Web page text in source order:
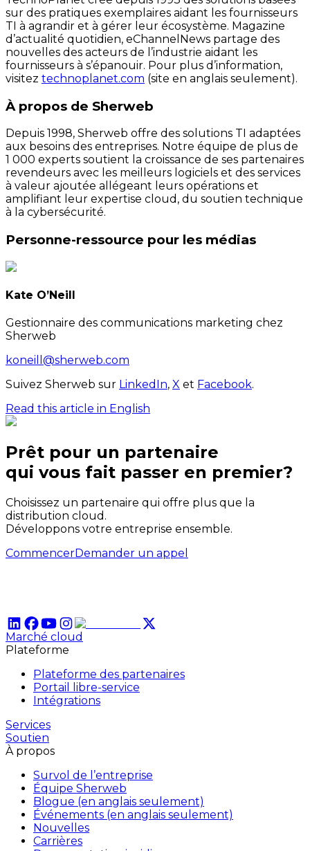
sur des pratiques exemplaires aidant les fournisseurs
TI à agrandir et à gérer leur écosystème. Magazine
d’actualité quotidien, eChannelNews partage des
nouvelles des acteurs de l’industrie aidant les
fournisseurs à s’épanouir. Pour plus d’information,
visitez technoplanet.com (site en anglais seulement).
À propos de Sherweb
Depuis 1998, Sherweb offre des solutions TI adaptées
aux besoins des entreprises. Notre équipe de plus de
1 000 experts soutient la croissance de ses partenaires
revendeurs avec les meilleurs logiciels et des services
à valeur ajoutée allégeant leurs opérations et
amplifiant leur expertise cloud, du soutien technique
à la cybersécurité.
Personne-ressource pour les médias
Kate O’Neill
Gestionnaire des communications marketing chez
Sherweb
koneill@sherweb.com
Suivez Sherweb sur LinkedIn, X et Facebook.
Read this article in English
Prêt pour un partenaire
qui vous fait passer en premier?
Choisissez un partenaire qui offre plus que la
distribution cloud.
Développons votre entreprise ensemble.
CommencerDemander un appel
Marché cloud
Plateforme
Plateforme des partenaires
Portail libre-service
Intégrations
Services
Soutien
À propos
Survol de l’entreprise
Équipe Sherweb
Blogue (en anglais seulement)
Événements (en anglais seulement)
Nouvelles
Carrières